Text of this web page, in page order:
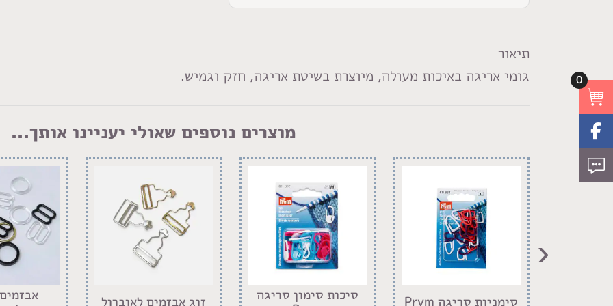
תיאור
גומי אריגה באיכות מעולה, מיוצרת בשיטת אריגה, חזק וגמיש.
מוצרים נוספים שאולי יעניינו אותך...
סימניות סריגה Prym
סיכות סימון סריגה
זוג אבזמים לאוברול
‹
0